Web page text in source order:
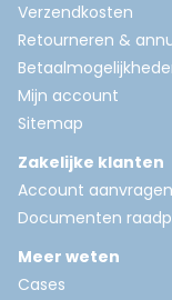
Verzendkosten
Retourneren &
Mijn account
Sitemap
Zakelijke klanten
Account aanvragen
Documenten
Meer weten
Cases